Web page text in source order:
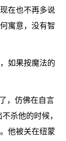
在也不再多说
寓意，没有智
如果按魔法的
，仿佛在自言
杀他的时候，
他被关在纽蒙